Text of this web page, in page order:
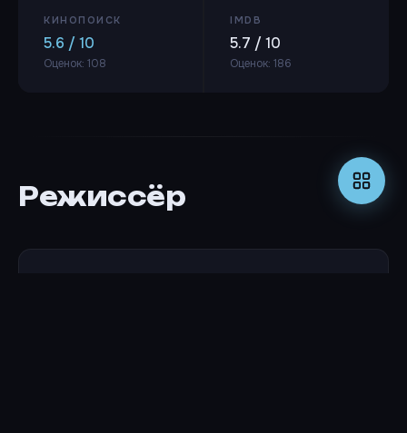
КИНОПОИСК
5.6 / 10
Оценок: 108
IMDB
5.7 / 10
Оценок: 186
Режиссёр